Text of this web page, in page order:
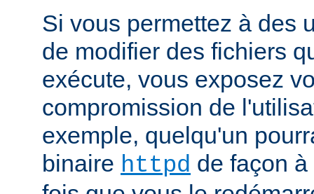
Si vous permettez à des
de modifier des fichiers
exécute, vous exposez
compromission de
exemple, quelqu'un
binaire httpd de façon